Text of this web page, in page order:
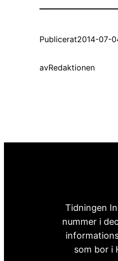
Publicerat2014-07-
avRedaktionen
Tidningen
nummer i
som bor i